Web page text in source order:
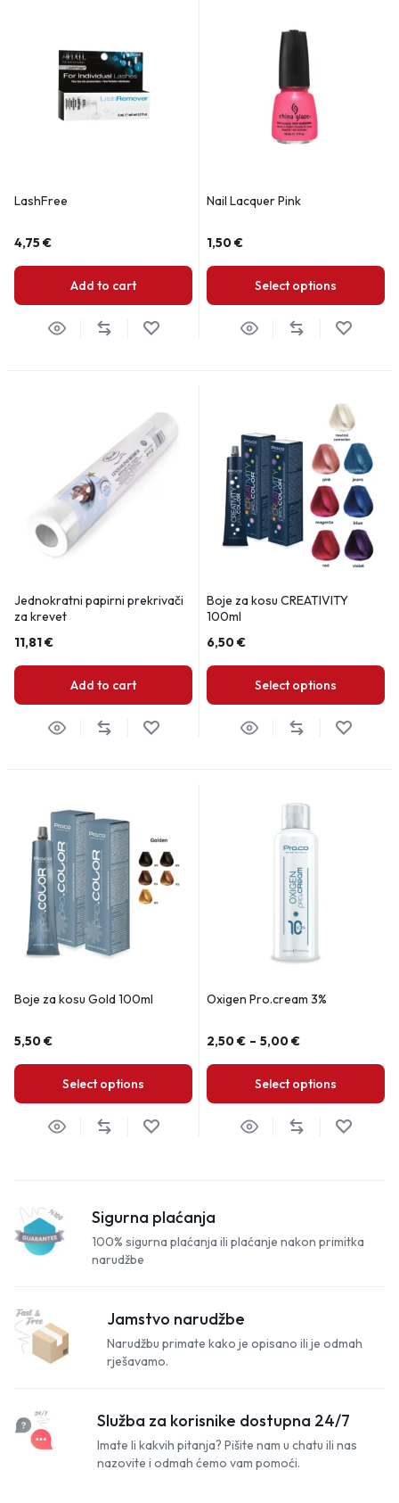
LashFree
4,75€
Add to cart
Nail Lacquer Pink
1,50€
Select options
Jednokratni papirni prekrivači
za krevet
11,81€
Add to cart
Boje za kosu CREATIVITY
100ml
6,50€
Select options
Boje za kosu Gold 100ml
5,50€
Select options
Oxigen Pro.cream 3%
2,50€ – 5,00€
Select options
Sigurna plaćanja
100% sigurna plaćanja ili plaćanje nakon primitka
narudžbe
Jamstvo narudžbe
Narudžbu primate kako je opisano ili je odmah
rješavamo.
Služba za korisnike dostupna 24/7
Imate li kakvih pitanja? Pišite nam u chatu ili nas
nazovite i odmah ćemo vam pomoći.